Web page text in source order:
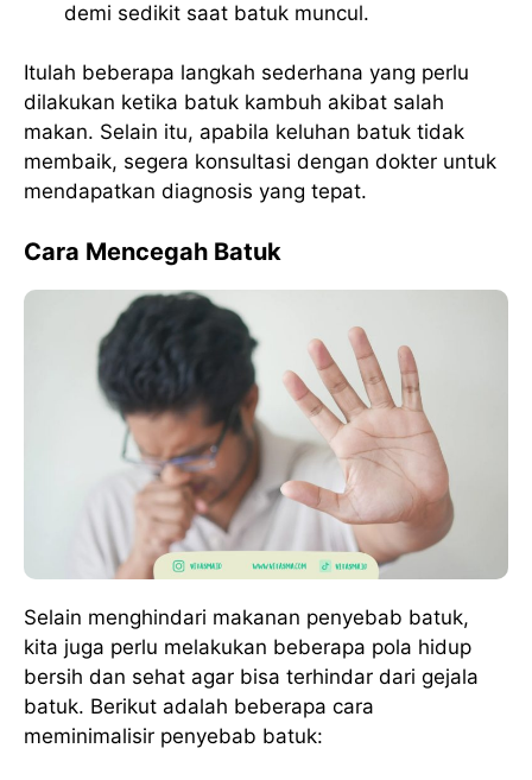
demi sedikit saat batuk muncul.
Itulah beberapa langkah sederhana yang perlu
dilakukan ketika batuk kambuh akibat salah
makan. Selain itu, apabila keluhan batuk tidak
membaik, segera konsultasi dengan dokter untuk
mendapatkan diagnosis yang tepat.
Cara Mencegah Batuk
Selain menghindari makanan penyebab batuk,
kita juga perlu melakukan beberapa pola hidup
bersih dan sehat agar bisa terhindar dari gejala
batuk. Berikut adalah beberapa cara
meminimalisir penyebab batuk: